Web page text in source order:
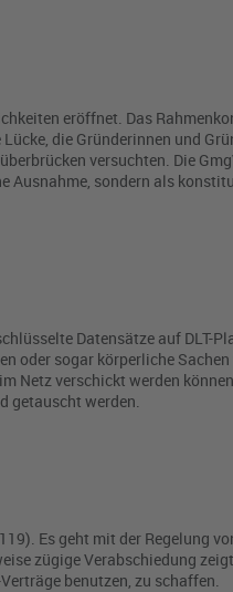
eröffnet. Das
die Gründerinnen und
versuchten. Die
Ausnahme, sondern als
Datensätze auf DLT-
oder sogar körperliche Sachen
Netz verschickt werden
getauscht werden.
Es geht mit der Regelung
zügige Verabschiedung
benutzen, zu schaffen.